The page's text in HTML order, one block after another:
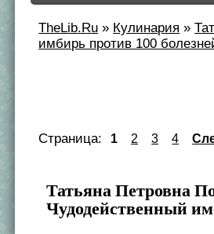
TheLib.Ru » Кулинария »
имбирь против 100
Страница: 1 2 3 4
Татьяна Петровна
Чудодейственный